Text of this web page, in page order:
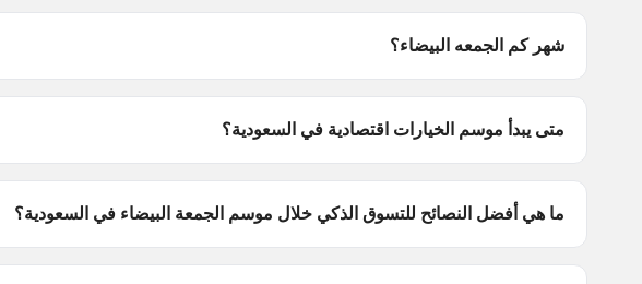
شهر كم الجمعه البيضاء؟
متى يبدأ موسم الخيارات اقتصادية في السعودية؟
ما هي أفضل النصائح للتسوق الذكي خلال موسم الجمعة البيضاء في السعودية؟